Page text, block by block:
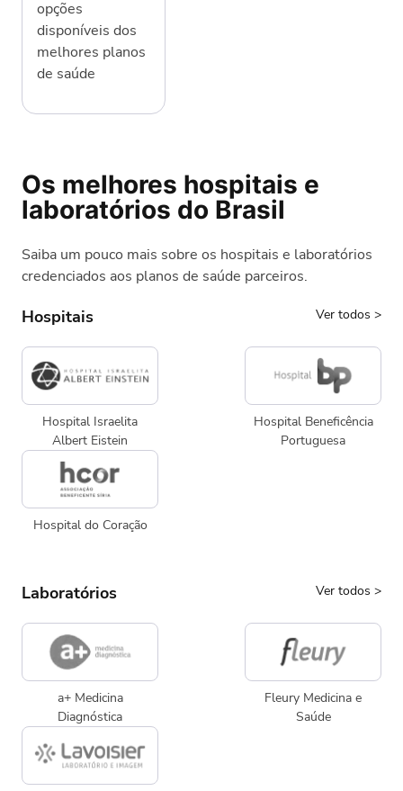
opções
disponíveis dos
melhores planos
de saúde
Os melhores hospitais e
laboratórios do Brasil
Saiba um pouco mais sobre os hospitais e laboratórios
credenciados aos planos de saúde parceiros.
Hospitais Ver todos >
Hospital Israelita
Albert Eistein
Hospital Beneficência
Portuguesa
Hospital do Coração
Laboratórios Ver todos >
a+ Medicina
Diagnóstica
Fleury Medicina e
Saúde